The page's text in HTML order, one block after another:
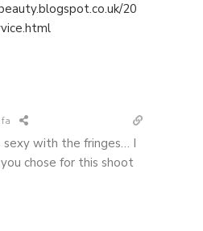
20
sexy with the fringes… I
chose for this shoot